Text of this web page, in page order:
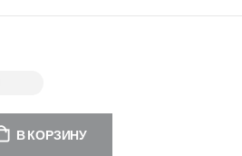
В КОРЗИНУ